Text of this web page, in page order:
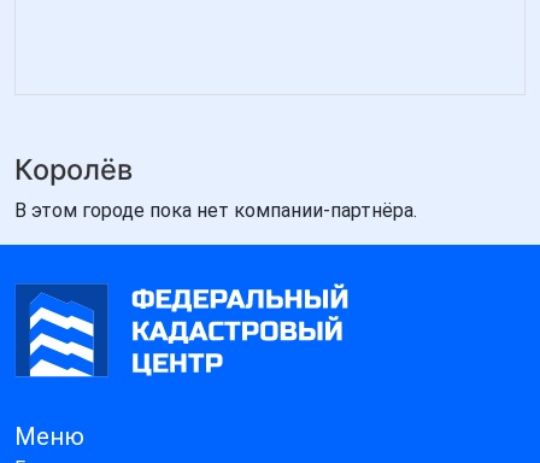
Королёв
В этом городе пока нет компании-партнёра.
Меню